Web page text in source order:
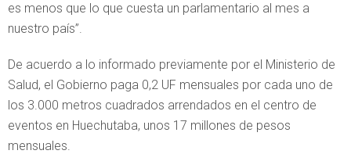
es menos que lo que cuesta un parlamentario al mes a
nuestro país”.
De acuerdo a lo informado previamente por el Ministerio de
Salud, el Gobierno paga 0,2 UF mensuales por cada uno de
los 3.000 metros cuadrados arrendados en el centro de
eventos en Huechutaba, unos 17 millones de pesos
mensuales.